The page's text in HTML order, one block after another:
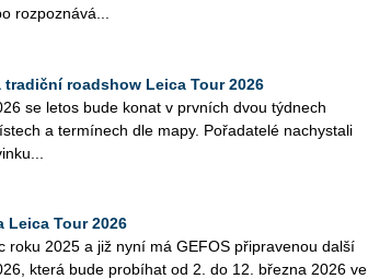
roz­po­zná­vá­...
tradiční roadshow Leica Tour 2026
se letos bude konat v prv­ních dvou týd­nech
a ter­mí­nech dle mapy. Po­řa­da­te­lé na­chys­ta­li
Leica Tour 2026
roku 2025 a již nyní má GEFOS při­pra­ve­nou další
která bude pro­bí­hat od 2. do 12. břez­na 2026 ve